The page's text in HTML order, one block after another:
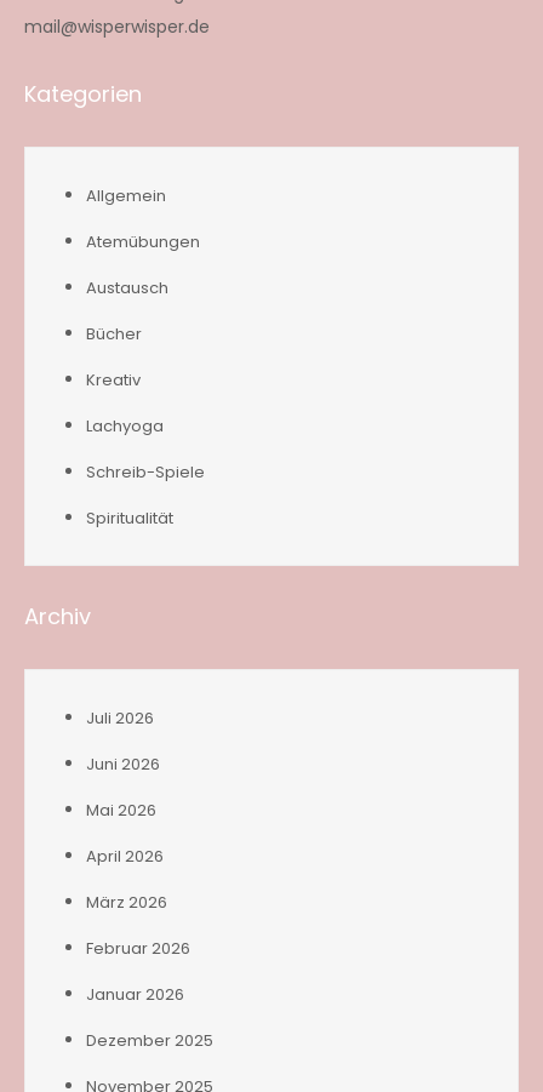
mail@wisperwisper.de
Kategorien
Allgemein
Atemübungen
Austausch
Bücher
Kreativ
Lachyoga
Schreib-Spiele
Spiritualität
Archiv
Juli 2026
Juni 2026
Mai 2026
April 2026
März 2026
Februar 2026
Januar 2026
Dezember 2025
November 2025